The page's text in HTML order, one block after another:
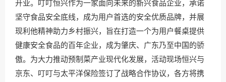
开业。叮叮恒兴作为一家面向未来的新兴食品企业，承诺
坚守食品安全底线，成为用户首选的安全优质品牌，并展
现利他精神助力乡村振兴，旨在打造一个为用户餐桌提供
健康安全食品的百年企业，成为肇庆、广东乃至中国的骄
傲。为大力推动预制菜产业现代化发展，活动现场恒兴与
京东、叮叮与太平洋保险签订了战略合作协议，各方将携